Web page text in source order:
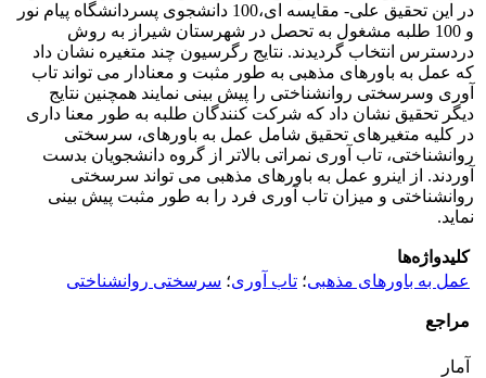
در این تحقیق علی- مقایسه ای،100 دانشجوی پسردانشگاه پیام نور
و 100 طلبه مشغول به تحصل در شهرستان شیراز به روش
دردسترس انتخاب گردیدند. نتایج رگرسیون چند متغیره نشان داد
که عمل به باورهای مذهبی به طور مثبت و معنادار می تواند تاب
آوری وسرسختی روانشناختی را پیش بینی نمایند همچنین نتایج
دیگر تحقیق نشان داد که شرکت کنندگان طلبه به طور معنا داری
در کلیه متغیرهای تحقیق شامل عمل به باورهای، سرسختی
روانشناختی، تاب آوری نمراتی بالاتر از گروه دانشجویان بدست
آوردند. از اینرو عمل به باورهای مذهبی می تواند سرسختی
روانشناختی و میزان تاب آوری فرد را به طور مثبت پیش بینی
نماید.
کلیدواژه‌ها
عمل به باورهای مذهبی؛ تاب آوری؛ سرسختی روانشناختی
مراجع
آمار